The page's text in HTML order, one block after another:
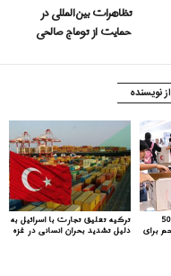
تظاهرات بین‌المللی در
حمایت از توماج صالحی
نویسنده
ترکیه تعلیق تجارت با اسرائیل به
دلیل تشدید بحران انسانی در غزه
5000
برای